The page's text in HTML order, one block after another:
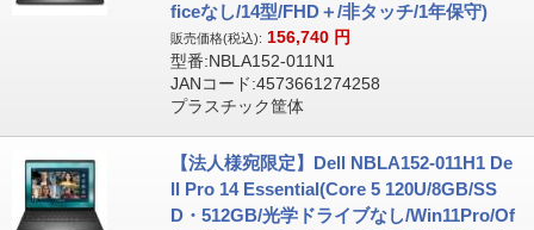
ficeなし/14型/FHD＋/非タッチ/1年保守)
販売価格(税込): 156,740 円
型番:NBLA152-011N1
JANコード:4573661274258
プラスチック筐体
【法人様宛限定】Dell NBLA152-011H1 De
ll Pro 14 Essential(Core 5 120U/8GB/SS
D・512GB/光学ドライブなし/Win11Pro/Of